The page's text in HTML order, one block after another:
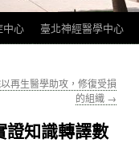
中心 臺北神經醫學中心
再生醫學助攻，修復受損
的組織 →
證知識轉譯數